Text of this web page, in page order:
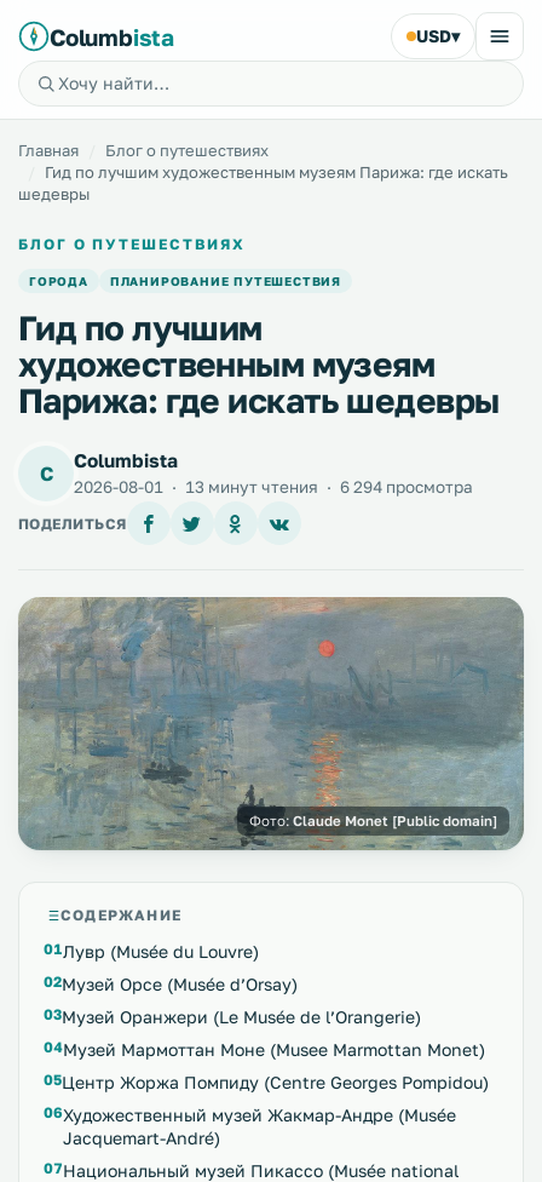
Columbista USD▾
Главная
Блог о путешествиях
Гид по лучшим художественным музеям Парижа: где искать
шедевры
БЛОГ О ПУТЕШЕСТВИЯХ
ГОРОДА ПЛАНИРОВАНИЕ ПУТЕШЕСТВИЯ
Гид по лучшим
художественным музеям
Парижа: где искать шедевры
C
Columbista
2026-08-01 · 13 минут чтения · 6 294 просмотра
ПОДЕЛИТЬСЯ
Фото: Claude Monet [Public domain]
СОДЕРЖАНИЕ
Лувр (Musée du Louvre)
Музей Орсе (Musée d’Orsay)
Музей Оранжери (Le Musée de l’Orangerie)
Музей Мармоттан Моне (Musee Marmottan Monet)
Центр Жоржа Помпиду (Centre Georges Pompidou)
Художественный музей Жакмар-Андре (Musée
Jacquemart-André)
Национальный музей Пикассо (Musée national